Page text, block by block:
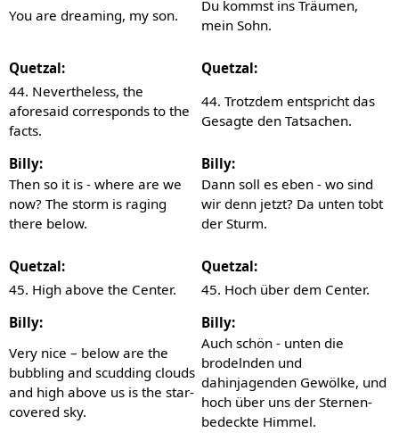
You are dreaming, my son.
Du kommst ins Träumen,
mein Sohn.
Quetzal:
Quetzal:
44. Nevertheless, the
aforesaid corresponds to the
facts.
44. Trotzdem entspricht das
Gesagte den Tatsachen.
Billy:
Billy:
Then so it is - where are we
now? The storm is raging
there below.
Dann soll es eben - wo sind
wir denn jetzt? Da unten tobt
der Sturm.
Quetzal:
Quetzal:
45. High above the Center.
45. Hoch über dem Center.
Billy:
Billy:
Very nice – below are the
bubbling and scudding clouds
and high above us is the star-
covered sky.
Auch schön - unten die
brodelnden und
dahinjagenden Gewölke, und
hoch über uns der Sternen-
bedeckte Himmel.